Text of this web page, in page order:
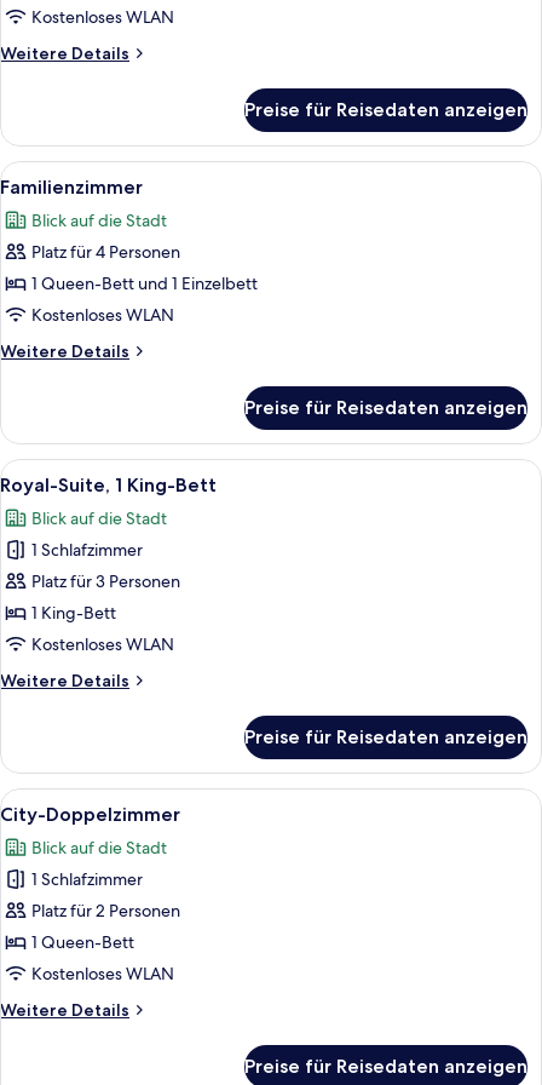
Kostenloses WLAN
Weitere Details
Weitere
Zweibettzimmer
Preise für Reisedaten anzeigen
Alle
Fotos
für
Familienzimmer
anzeigen
Ein Doppelzimmer mit zwei Betten,
9
Familienzimmer
Blick auf die Stadt
Platz für 4 Personen
1 Queen-Bett und 1 Einzelbett
Kostenloses WLAN
Weitere Details
Weitere
Preise für Reisedaten anzeigen
Alle
Fotos
für
Royal-
Suite,
1 King-
Bett
Ein Hotelzimmer mit einem großen
6
Royal-Suite, 1 King-Bett
Blick auf die Stadt
1 Schlafzimmer
Platz für 3 Personen
1 King-Bett
Kostenloses WLAN
Weitere Details
Weitere
Suite,
1 King-
Bett
Preise für Reisedaten anzeigen
Alle
Fotos
für
City-
Doppelzimmer
anzeigen
Ein Hotelzimmer mit einem großen
7
City-Doppelzimmer
Blick auf die Stadt
1 Schlafzimmer
Platz für 2 Personen
1 Queen-Bett
Kostenloses WLAN
Weitere Details
Weitere
Preise für Reisedaten anzeigen